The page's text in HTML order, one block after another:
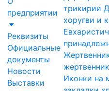
предприятии
Реквизиты
Официальные
документы
Новости
Выставки
трикирии
хоругви и
жертвенник
Иконки на